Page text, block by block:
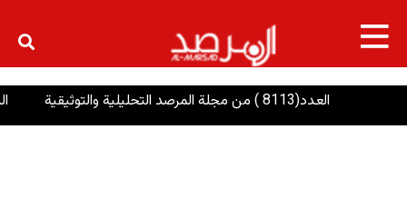
× العدد(8113 ) من مجلة المرصد التحليلية والتوثيقية